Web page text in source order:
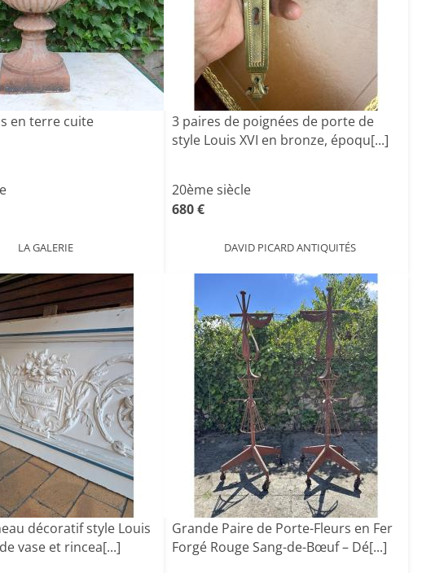
en terre cuite
LA GALERIE
3 paires de poignées de porte de
style Louis XVI en bronze, époqu[...]
20ème siècle
680 €
DAVID PICARD ANTIQUITÉS
décoratif style Louis
vase et rincea[...]
Grande Paire de Porte-Fleurs en Fer
Forgé Rouge Sang-de-Bœuf – Dé[...]